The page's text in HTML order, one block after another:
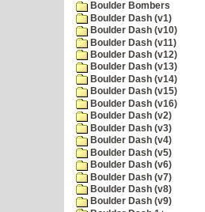
Boulder Bombers
Boulder Dash (v1)
Boulder Dash (v10)
Boulder Dash (v11)
Boulder Dash (v12)
Boulder Dash (v13)
Boulder Dash (v14)
Boulder Dash (v15)
Boulder Dash (v16)
Boulder Dash (v2)
Boulder Dash (v3)
Boulder Dash (v4)
Boulder Dash (v5)
Boulder Dash (v6)
Boulder Dash (v7)
Boulder Dash (v8)
Boulder Dash (v9)